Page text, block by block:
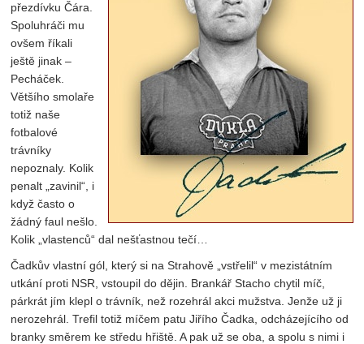
přezdívku Čára.
Spoluhráči mu
ovšem říkali
ještě jinak –
Pecháček.
Většího smolaře
totiž naše
fotbalové
trávníky
nepoznaly. Kolik
penalt „zavinil“, i
když často o
žádný faul nešlo.
Kolik „vlastenců“ dal nešťastnou tečí…
Čadkův vlastní gól, který si na Strahově „vstřelil“ v mezistátním
utkání proti NSR, vstoupil do dějin. Brankář Stacho chytil míč,
párkrát jím klepl o trávník, než rozehrál akci mužstva. Jenže už ji
nerozehrál. Trefil totiž míčem patu Jiřího Čadka, odcházejícího od
branky směrem ke středu hřiště. A pak už se oba, a spolu s nimi i